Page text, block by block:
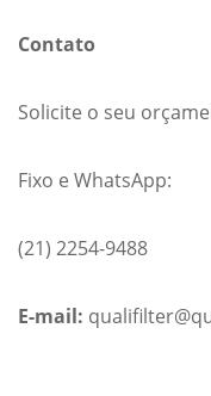
Contato
Solicite o seu
Fixo e WhatsApp:
(21) 2254-9488
E-mail: